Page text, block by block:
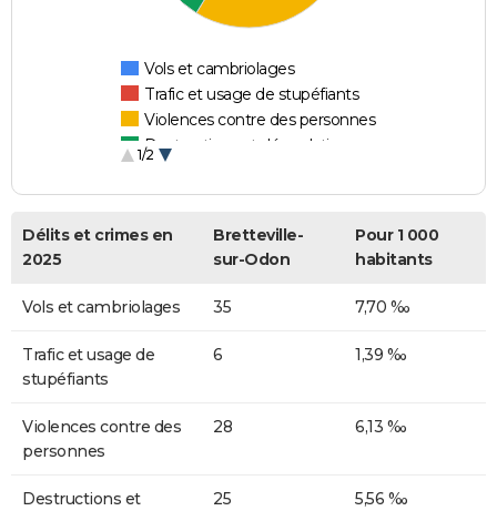
Vols et cambriolages
Trafic et usage de stupéfiants
Violences contre des personnes
Destructions et dégradations
1/2
Délits et crimes en
2025
Bretteville-
sur-Odon
Pour 1 000
habitants
Vols et cambriolages 35 7,70 ‰
Trafic et usage de
stupéfiants
6 1,39 ‰
Violences contre des
personnes
28 6,13 ‰
Destructions et
25 5,56 ‰